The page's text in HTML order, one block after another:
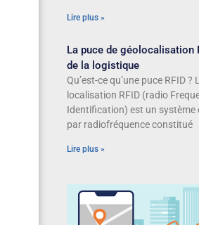
Lire plus »
La puce de géolocalisation
de la logistique
Qu’est-ce qu’une puce RFID
localisation RFID (radio
Identification) est un système
par radiofréquence constitué
Lire plus »